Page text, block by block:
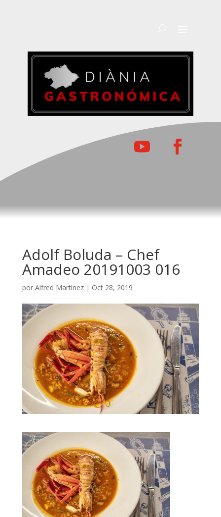
Adolf Boluda – Chef
Amadeo 20191003 016
por Alfred Martínez| Oct 28, 2019